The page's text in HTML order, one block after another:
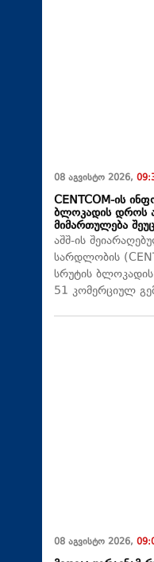
08 აგვისტო 2026,
CENTCOM-ის
ბლოკადის დროს
მიმართულება
აშშ-ის
სარდლობის
სრუტის
51 კომერციულ
08 აგვისტო 2026,